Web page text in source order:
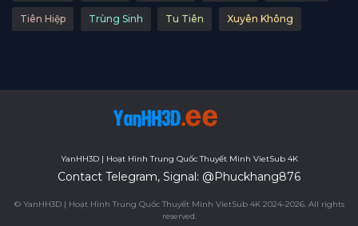
Tiên Hiệp Trùng Sinh Tu Tiên Xuyên Không
YanHH3D | Hoạt Hình Trung Quốc Thuyết Minh VietSub 4K
Contact Telegram, Signal: @Phuckhang876
© YanHH3D | Hoạt Hình Trung Quốc Thuyết Minh VietSub 4K 2024-2026. All rights
reserved.